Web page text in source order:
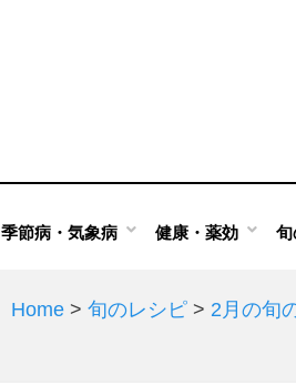
季節病・気象病 健康・薬効
Home > 旬のレシピ > 2月の旬